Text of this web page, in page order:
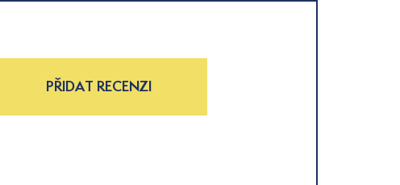
PŘIDAT RECENZI